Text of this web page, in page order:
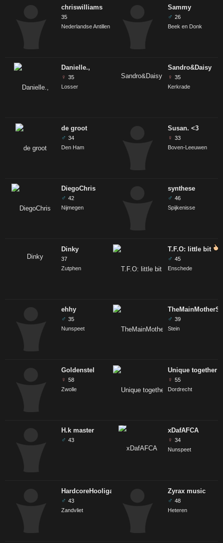
chriswilliams
35
Nederlandse Antillen
Danielle.,
♀ 35
Losser
de groot
♂ 34
Den Ham
DiegoChris
♂ 42
Nijmegen
Dinky
37
Zutphen
ehhy
♂ 35
Nunspeet
Goldenstel
♀ 58
Zwolle
H.k master
♂ 43
HardcoreHooligan21
♂ 43
Zandvliet
Sammy
♂ 26
Beek en Donk
Sandro&Daisy
♀ 35
Kerkrade
Susan. <3
♀ 33
Boven-Leeuwen
synthese
♂ 46
Spijkenisse
T.F.O: little bit
♂ 45
Enschede
♂ 39
Stein
Unique together
♀ 55
Dordrecht
xDafAFCA
♀ 34
Nunspeet
Zyrax music
♂ 48
Heteren